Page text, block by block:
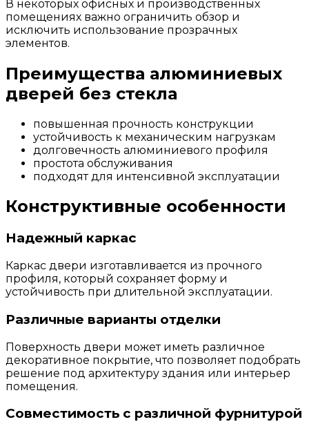
В некоторых офисных и производственных
помещениях важно ограничить обзор и
исключить использование прозрачных
элементов.
Преимущества алюминиевых
дверей без стекла
повышенная прочность конструкции
устойчивость к механическим нагрузкам
долговечность алюминиевого профиля
простота обслуживания
подходят для интенсивной эксплуатации
Конструктивные особенности
Надежный каркас
Каркас двери изготавливается из прочного
профиля, который сохраняет форму и
устойчивость при длительной эксплуатации.
Различные варианты отделки
Поверхность двери может иметь различное
декоративное покрытие, что позволяет подобрать
решение под архитектуру здания или интерьер
помещения.
Совместимость с различной фурнитурой